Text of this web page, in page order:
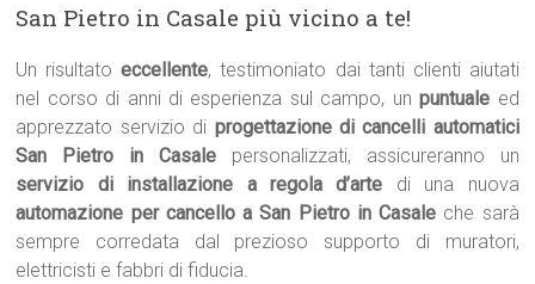
San Pietro in Casale più vicino a te!
Un risultatoeccellente, testimoniato dai tanti clienti aiutati
nel corso di anni di esperienza sul campo, unpuntuale ed
apprezzato servizio di progettazione di cancelli automatici
San Pietro in Casale personalizzati, assicureranno un
servizio di installazione a regola d’arte di una nuova
automazione per cancello a San Pietro in Casale che sarà
sempre corredata dal prezioso supporto di muratori,
elettricisti e fabbri di fiducia.